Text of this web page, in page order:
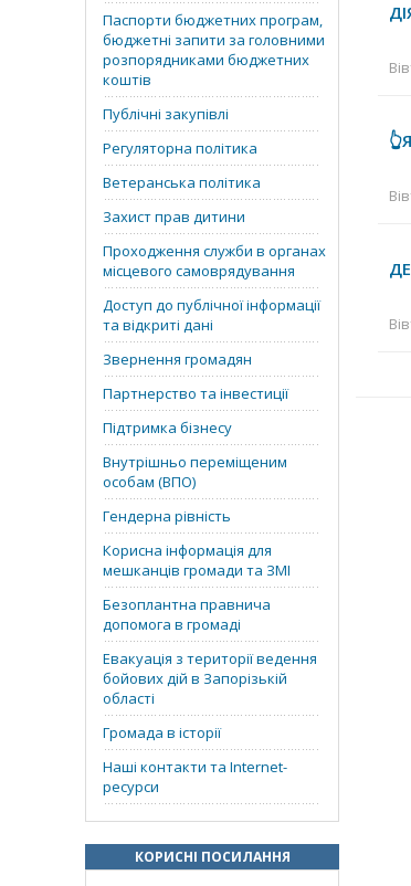
Паспорти бюджетних програм,
бюджетні запити за головними
розпорядниками бюджетних
коштів
Публічні закупівлі
Регуляторна політика
Ветеранська політика
Захист прав дитини
Проходження служби в органах
місцевого самоврядування
Доступ до публічної інформації
та відкриті дані
Звернення громадян
Партнерство та інвестиції
Підтримка бізнесу
Внутрішньо переміщеним
особам (ВПО)
Гендерна рівність
Корисна інформація для
мешканців громади та ЗМІ
Безоплантна правнича
допомога в громаді
Евакуація з території ведення
бойових дій в Запорізькій
області
Громада в історії
Наші контакти та Internet-
ресурси
КОРИСНІ ПОСИЛАННЯ